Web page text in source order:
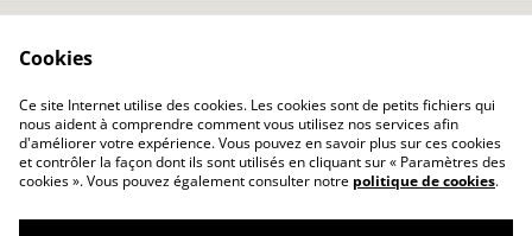
confidentialité
Cookies
Ce site Internet utilise des cookies. Les cookies sont de petits fichiers qui
nous aident à comprendre comment vous utilisez nos services afin
d'améliorer votre expérience. Vous pouvez en savoir plus sur ces cookies
et contrôler la façon dont ils sont utilisés en cliquant sur « Paramètres des
cookies ». Vous pouvez également consulter notre politique de cookies.